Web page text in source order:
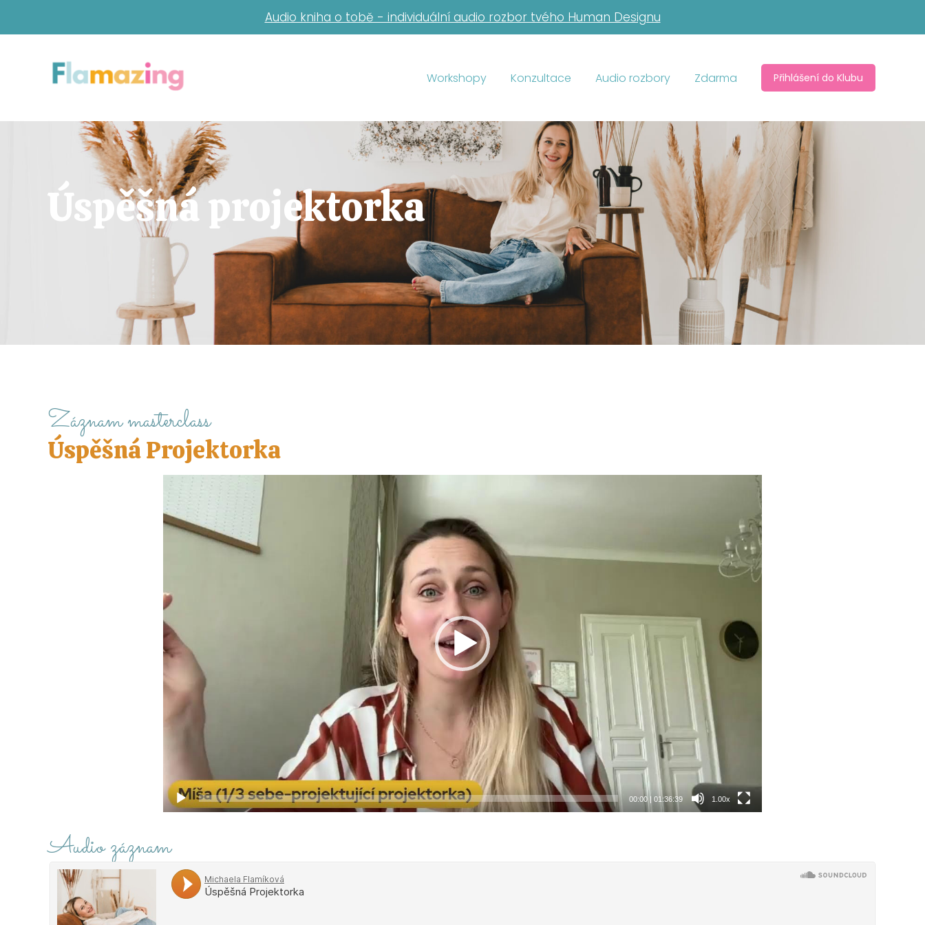
Audio kniha o tobě - individuální audio rozbor tvého Human Designu
Workshopy Konzultace Audio rozbory Zdarma Přihlášení do Klubu
Úspěšná projektorka
Záznam masterclass
Úspěšná Projektorka
Video
přehrávač
00:00 | 01:36:39 1.00x
Audio záznam